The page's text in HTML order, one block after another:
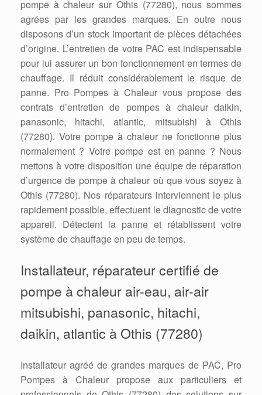
pompe à chaleur sur Othis (77280), nous sommes
agrées par les grandes marques. En outre nous
disposons d’un stock important de pièces détachées
d’origine. L’entretien de votre PAC est indispensable
pour lui assurer un bon fonctionnement en termes de
chauffage. Il réduit considérablement le risque de
panne. Pro Pompes à Chaleur vous propose des
contrats d’entretien de pompes à chaleur daikin,
panasonic, hitachi, atlantic, mitsubishi à Othis
(77280). Votre pompe à chaleur ne fonctionne plus
normalement ? Votre pompe est en panne ? Nous
mettons à votre disposition une équipe de réparation
d’urgence de pompe à chaleur où que vous soyez à
Othis (77280). Nos réparateurs interviennent le plus
rapidement possible, effectuent le diagnostic de votre
appareil. Détectent la panne et rétablissent votre
système de chauffage en peu de temps.
Installateur, réparateur certifié de
pompe à chaleur air-eau, air-air
mitsubishi, panasonic, hitachi,
daikin, atlantic à Othis (77280)
Installateur agréé de grandes marques de PAC, Pro
Pompes à Chaleur propose aux particuliers et